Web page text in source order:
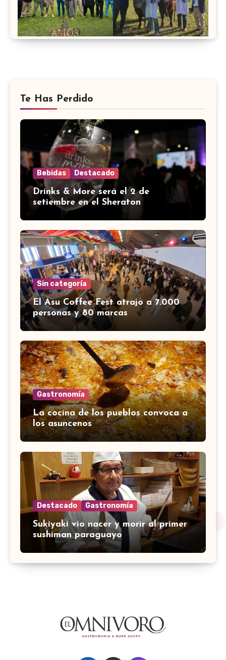
Te Has Perdido
Bebidas Destacado
Drinks & More será el 2 de
setiembre en el Sheraton
Sin categoría
El Asu Coffee Fest atrajo a 7.000
personas y 80 marcas
Gastronomía
La cocina de los pueblos convoca a
los asuncenos
Destacado Gastronomía
Sukiyaki vio nacer y morir al primer
sushiman paraguayo